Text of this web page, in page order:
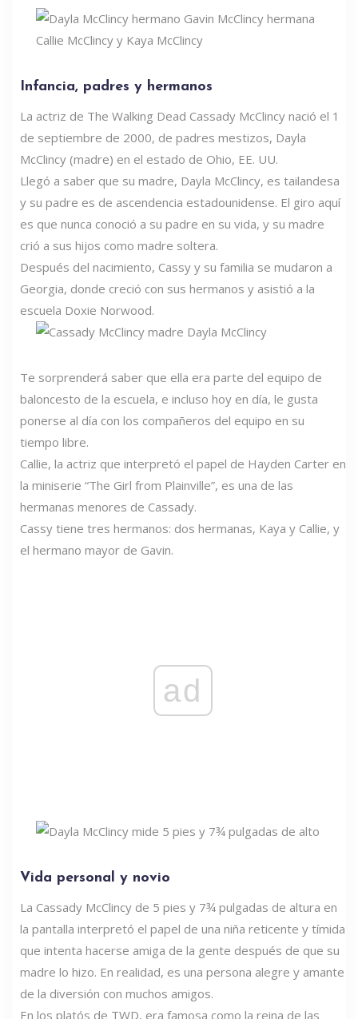
Infancia, padres y hermanos
La actriz de The Walking Dead Cassady McClincy nació el 1
de septiembre de 2000, de padres mestizos, Dayla
McClincy (madre) en el estado de Ohio, EE. UU.
Llegó a saber que su madre, Dayla McClincy, es tailandesa
y su padre es de ascendencia estadounidense. El giro aquí
es que nunca conoció a su padre en su vida, y su madre
crió a sus hijos como madre soltera.
Después del nacimiento, Cassy y su familia se mudaron a
Georgia, donde creció con sus hermanos y asistió a la
escuela Doxie Norwood.
Te sorprenderá saber que ella era parte del equipo de
baloncesto de la escuela, e incluso hoy en día, le gusta
ponerse al día con los compañeros del equipo en su
tiempo libre.
Callie, la actriz que interpretó el papel de Hayden Carter en
la miniserie “The Girl from Plainville”, es una de las
hermanas menores de Cassady.
Cassy tiene tres hermanos: dos hermanas, Kaya y Callie, y
el hermano mayor de Gavin.
ad
Vida personal y novio
La Cassady McClincy de 5 pies y 7¾ pulgadas de altura en
la pantalla interpretó el papel de una niña reticente y tímida
que intenta hacerse amiga de la gente después de que su
madre lo hizo. En realidad, es una persona alegre y amante
de la diversión con muchos amigos.
En los platós de TWD, era famosa como la reina de las